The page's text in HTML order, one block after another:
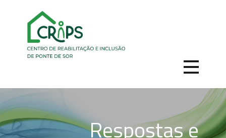
Respostas e